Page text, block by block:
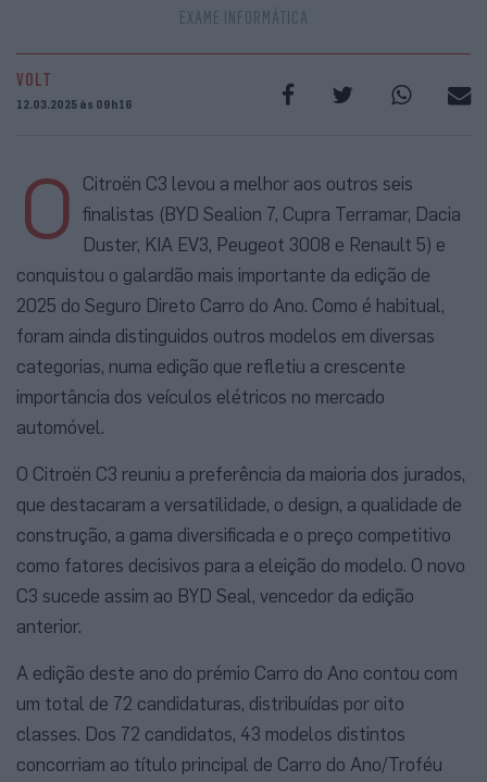
EXAME INFORMÁTICA
VOLT
12.03.2025 às 09h16
O
Citroën C3 levou a melhor aos outros seis
finalistas (BYD Sealion 7, Cupra Terramar, Dacia
Duster, KIA EV3, Peugeot 3008 e Renault 5) e
conquistou o galardão mais importante da edição de
2025 do Seguro Direto Carro do Ano. Como é habitual,
foram ainda distinguidos outros modelos em diversas
categorias, numa edição que refletiu a crescente
importância dos veículos elétricos no mercado
automóvel.
O Citroën C3 reuniu a preferência da maioria dos jurados,
que destacaram a versatilidade, o design, a qualidade de
construção, a gama diversificada e o preço competitivo
como fatores decisivos para a eleição do modelo. O novo
C3 sucede assim ao BYD Seal, vencedor da edição
anterior.
A edição deste ano do prémio Carro do Ano contou com
um total de 72 candidaturas, distribuídas por oito
classes. Dos 72 candidatos, 43 modelos distintos
concorriam ao título principal de Carro do Ano/Troféu